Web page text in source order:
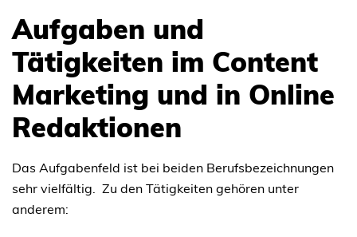
Aufgaben und
Tätigkeiten im Content
Marketing und in Online
Redaktionen
Das Aufgabenfeld ist bei beiden Berufsbezeichnungen
sehr vielfältig. Zu den Tätigkeiten gehören unter
anderem: